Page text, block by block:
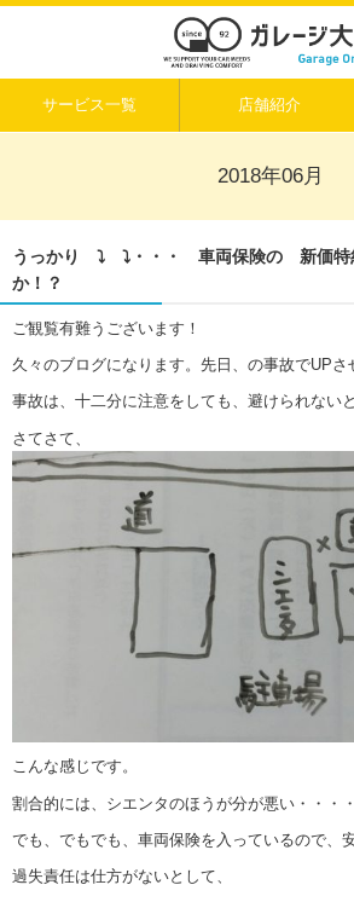
サービス一覧 店舗紹介
2018年06月
うっかり ⤵ ⤵・・・ 車両保険の 新価特
か！？
ご観覧有難うございます！
久々のブログになります。先日、の事故でUPさ
事故は、十二分に注意をしても、避けられない
さてさて、
こんな感じです。
割合的には、シエンタのほうが分が悪い・・・
でも、でもでも、車両保険を入っているので、
過失責任は仕方がないとして、